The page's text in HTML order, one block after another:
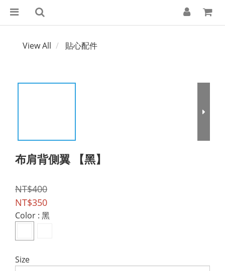
View All 貼心配件
布肩背側翼 【黑】
NT$400
NT$350
Color : 黑
Size